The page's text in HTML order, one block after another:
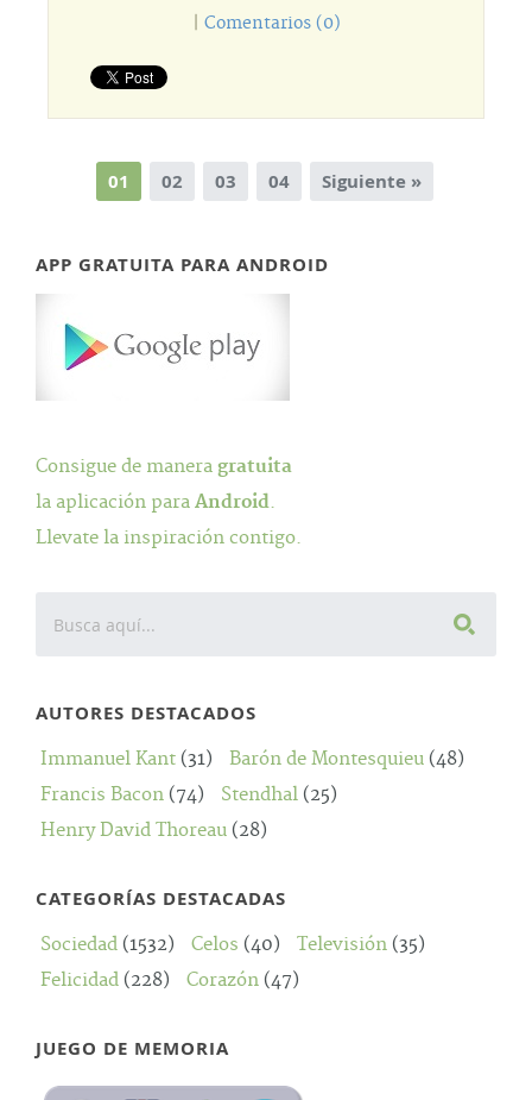
Comentarios (0)
01 02 03 04 Siguiente »
APP GRATUITA PARA ANDROID
Consigue de manera gratuita
la aplicación para Android.
Llevate la inspiración contigo.
AUTORES DESTACADOS
Immanuel Kant (31) Barón de Montesquieu (48)
Francis Bacon (74) Stendhal (25)
Henry David Thoreau (28)
CATEGORÍAS DESTACADAS
Sociedad (1532) Celos (40) Televisión (35)
Felicidad (228) Corazón (47)
JUEGO DE MEMORIA